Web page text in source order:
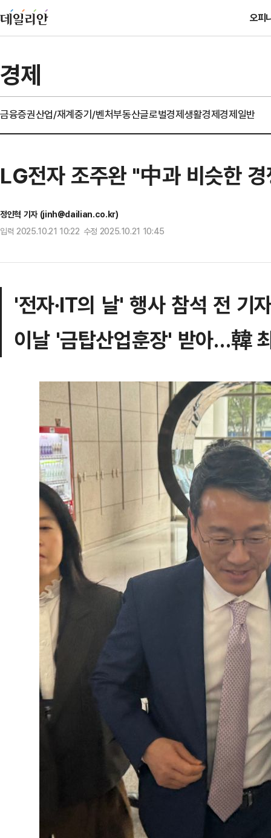
오피
경제
금융증권산업/재계중기/벤처부동산글로벌경제생활경제경제일반
LG전자 조주완 "中과 비슷한
정인혁 기자 (jinh@dailian.co.kr)
입력 2025.10.21 10:22 수정 2025.10.21 10:45
'전자∙IT의 날' 행사 참석 전 기
이날 '금탑산업훈장' 받아…韓